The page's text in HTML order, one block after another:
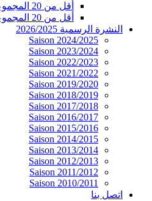
أقل من 20 المجموعة أ
أقل من 20 المجموعة ب
النشرة الرسمية 2026/2025
Saison 2024/2025
Saison 2023/2024
Saison 2022/2023
Saison 2021/2022
Saison 2019/2020
Saison 2018/2019
Saison 2017/2018
Saison 2016/2017
Saison 2015/2016
Saison 2014/2015
Saison 2013/2014
Saison 2012/2013
Saison 2011/2012
Saison 2010/2011
اتصل بنا